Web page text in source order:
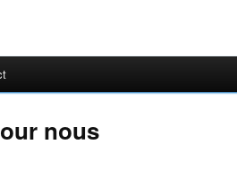
nous